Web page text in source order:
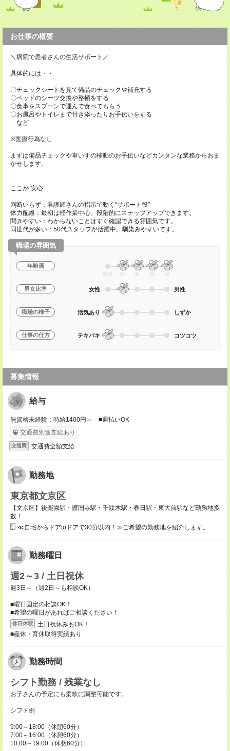
お仕事の概要
＼病院で患者さんの生活サポート／
具体的には・・
〇チェックシートを見て備品のチェックや補充する
〇ベッドのシーツ交換や整頓をする
〇食事をスプーンで運んで食べてもらう
〇お風呂やトイレまで付き添ったりお手伝いをする
など
※医療行為なし
まずは備品チェックや車いすの移動のお手伝いなどカンタンな業務からおま
かせします。
ここが“安心”
判断いらず：看護師さんの指示で動く“サポート役”
体力配慮：最初は軽作業中心。段階的にステップアップできます。
聞きやすい：わからないことはすぐ確認できる雰囲気です。
同世代が多い：50代スタッフが活躍中。馴染みやすいです。
職場の雰囲気
年齢層
20代 30 40 50 60
男女比率 女性 男性
職場の様子 活気あり しずか
仕事の仕方 テキパキ コツコツ
募集情報
給与
無資格未経験：時給1400円～ ■週払いOK
交通費別途支給あり
交通費 交通費全額支給
勤務地
東京都文京区
【文京区】後楽園駅・護国寺駅・千駄木駅・春日駅・東大前駅など勤務地多
数！
≪自宅からドアtoドアで30分以内！≫ご希望の勤務地を紹介します。
勤務曜日
週2～3 / 土日祝休
週3日～（週2日～も相談OK）
■曜日固定の相談OK！
■希望の曜日があればご相談ください！
休日休暇
土日祝休みもOK！
■産休・育休取得実績あり
勤務時間
シフト勤務 / 残業なし
お子さんの予定にも柔軟に調整可能です。
シフト例
9:00～18:00（休憩60分）
7:00～16:00（休憩60分）
10:00～19:00（休憩60分）